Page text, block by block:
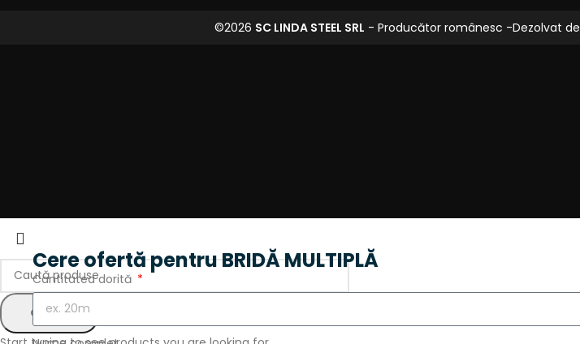
©2026 SC LINDA STEEL SRL - Producător românesc -Dezolvat de
CAUTĂ
Cere ofertă pentru BRIDĂ MULTIPLĂ
Cantitatea dorită